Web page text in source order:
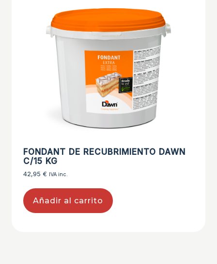
FONDANT DE RECUBRIMIENTO DAWN
C/15 KG
42,95 € IVA inc.
Añadir al carrito